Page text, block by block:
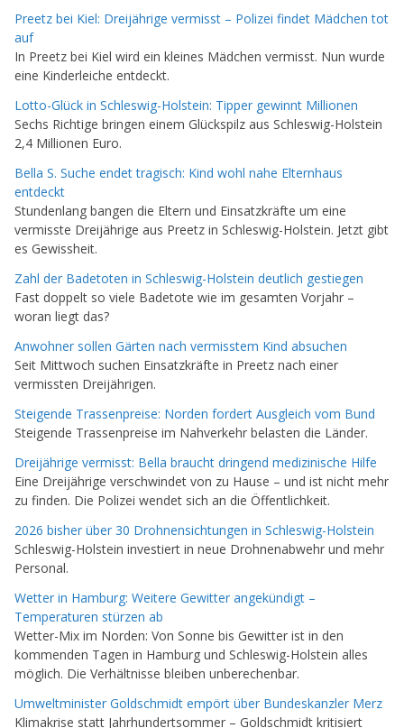
Preetz bei Kiel: Dreijährige vermisst – Polizei findet Mädchen tot
auf
In Preetz bei Kiel wird ein kleines Mädchen vermisst. Nun wurde
eine Kinderleiche entdeckt.
Lotto-Glück in Schleswig-Holstein: Tipper gewinnt Millionen
Sechs Richtige bringen einem Glückspilz aus Schleswig-Holstein
2,4 Millionen Euro.
Bella S. Suche endet tragisch: Kind wohl nahe Elternhaus
entdeckt
Stundenlang bangen die Eltern und Einsatzkräfte um eine
vermisste Dreijährige aus Preetz in Schleswig-Holstein. Jetzt gibt
es Gewissheit.
Zahl der Badetoten in Schleswig-Holstein deutlich gestiegen
Fast doppelt so viele Badetote wie im gesamten Vorjahr –
woran liegt das?
Anwohner sollen Gärten nach vermisstem Kind absuchen
Seit Mittwoch suchen Einsatzkräfte in Preetz nach einer
vermissten Dreijährigen.
Steigende Trassenpreise: Norden fordert Ausgleich vom Bund
Steigende Trassenpreise im Nahverkehr belasten die Länder.
Dreijährige vermisst: Bella braucht dringend medizinische Hilfe
Eine Dreijährige verschwindet von zu Hause – und ist nicht mehr
zu finden. Die Polizei wendet sich an die Öffentlichkeit.
2026 bisher über 30 Drohnensichtungen in Schleswig-Holstein
Schleswig-Holstein investiert in neue Drohnenabwehr und mehr
Personal.
Wetter in Hamburg: Weitere Gewitter angekündigt –
Temperaturen stürzen ab
Wetter-Mix im Norden: Von Sonne bis Gewitter ist in den
kommenden Tagen in Hamburg und Schleswig-Holstein alles
möglich. Die Verhältnisse bleiben unberechenbar.
Umweltminister Goldschmidt empört über Bundeskanzler Merz
Klimakrise statt Jahrhundertsommer – Goldschmidt kritisiert